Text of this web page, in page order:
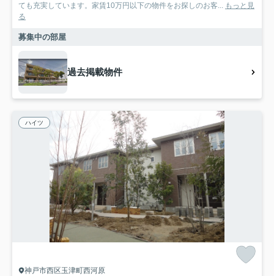
ても充実しています。家賃10万円以下の物件をお探しのお客... もっと見
る
募集中の部屋
過去掲載物件
ハイツ
神戸市西区玉津町西河原